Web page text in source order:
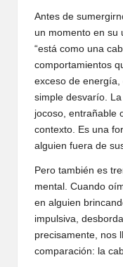
Antes de
un momento en su
“está como una
comportamientos
exceso de
simple desvarío.
jocoso, entrañable
contexto. Es una
alguien fuera de
Pero también es
mental. Cuando
en alguien
impulsiva,
precisamente, nos
comparación: la